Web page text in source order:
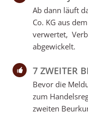
Ab dann läuft
Co. KG aus
verwertet,
abgewickelt.
7 ZWEITER
Bevor die
zum
zweiten